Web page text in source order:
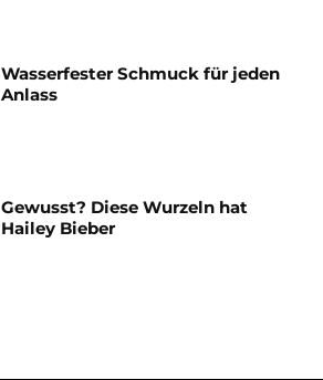
Wasserfester Schmuck für jeden
Anlass
Gewusst? Diese Wurzeln hat
Hailey Bieber